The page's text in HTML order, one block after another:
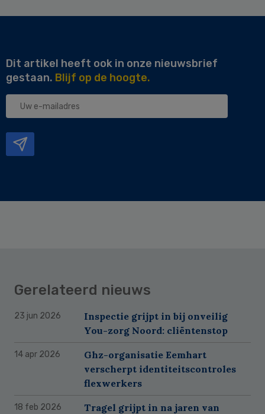
Dit artikel heeft ook in onze nieuwsbrief
gestaan. Blijf op de hoogte.
Uw
Gerelateerd nieuws
23 jun 2026
Inspectie grijpt in bij onveilig
You-zorg Noord: cliëntenstop
14 apr 2026
Ghz-organisatie Eemhart
verscherpt identiteitscontroles
flexwerkers
18 feb 2026
Tragel grijpt in na jaren van